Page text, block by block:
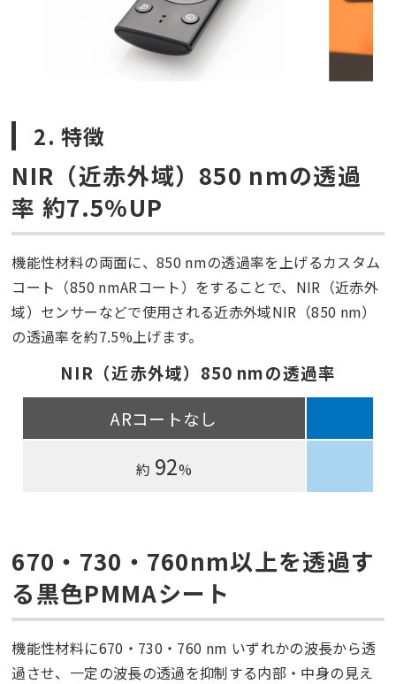
2. 特徴
NIR（近赤外域）850 nmの透過
率 約7.5%UP
機能性材料の両面に、850 nmの透過率を上げるカスタム
コート（850 nmARコート）をすることで、NIR（近赤外
域）センサーなどで使用される近赤外域NIR（850 nm）
の透過率を約7.5%上げます。
NIR（近赤外域）850 nmの透過率
ARコートなし
約 92%
670・ 730 ・ 760nm以上を透過す
る黒色PMMAシート
機能性材料に670・730・760 nm いずれかの波長から透
過させ、一定の波長の透過を抑制する内部・中身の見え